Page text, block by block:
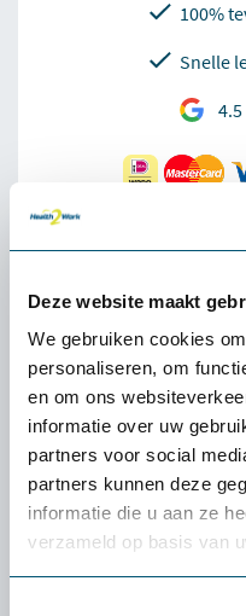
Deze website maakt
We gebruiken cookies
personaliseren, om
en om ons
informatie over uw
partners voor social
partners kunnen deze
informatie die u aan ze
verzameld op basis van
100%
Snelle
4.5
Omschrijving
De Softred Gripper
comfort dankzij nieuw
schuimvinylverbinding en
De beschermende bovenlaag
levensduur met 50% ten
Klein
De antivermoeidheidsmat is
waarschuwingsranden in
144. Rondom afgedichte en